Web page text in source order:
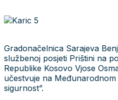
Gradonačelnica Sarajeva
službenoj posjeti Prištini na
Republike Kosovo Vjose
učestvuje na
sigurnost”.